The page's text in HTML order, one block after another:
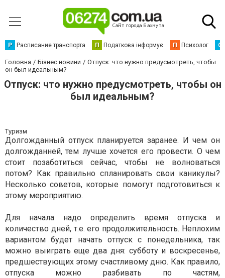
Р Расписание транспорта П Податкова інформує П Психолог С
Головна Бізнес новини
Отпуск: что нужно предусмотреть, чтобы
он был идеальным?
Отпуск: что нужно предусмотреть, чтобы он
был идеальным?
Туризм
Долгожданный отпуск планируется заранее. И чем он
долгожданней, тем лучше хочется его провести. О чем
стоит позаботиться сейчас, чтобы не волноваться
потом? Как правильно спланировать свои каникулы?
Несколько советов, которые помогут подготовиться к
этому мероприятию.
Для начала надо определить время отпуска и
количество дней, т.е. его продолжительность. Неплохим
вариантом будет начать отпуск с понедельника, так
можно выиграть еще два дня: субботу и воскресенье,
предшествующих этому счастливому дню. Как правило,
отпуска можно разбивать по частям,